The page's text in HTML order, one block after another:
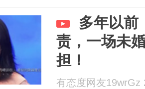
多年以前
责，一场未
担！
有态度网友19wrGz